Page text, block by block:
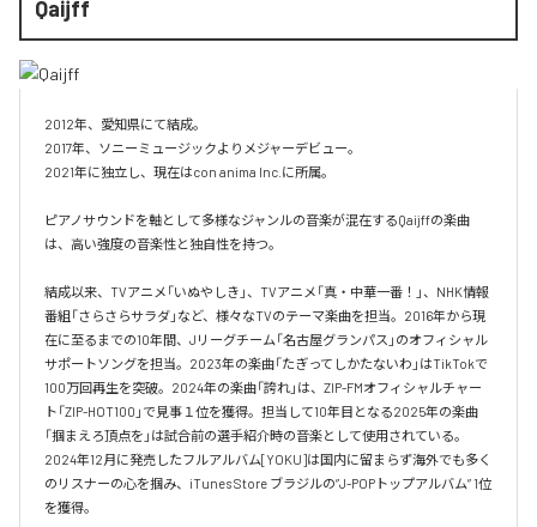
Qaijff
2012年、愛知県にて結成。
2017年、ソニーミュージックよりメジャーデビュー。
2021年に独立し、現在はcon anima Inc.に所属。
ピアノサウンドを軸として多様なジャンルの音楽が混在するQaijffの楽曲
は、高い強度の音楽性と独自性を持つ。
結成以来、TVアニメ「いぬやしき」、TVアニメ「真・中華一番！」、NHK情報
番組「さらさらサラダ」など、様々なTVのテーマ楽曲を担当。2016年から現
在に至るまでの10年間、Jリーグチーム「名古屋グランパス」のオフィシャル
サポートソングを担当。2023年の楽曲「たぎってしかたないわ」はTikTokで
100万回再生を突破。2024年の楽曲「誇れ」は、ZIP-FMオフィシャルチャー
ト「ZIP-HOT100」で見事１位を獲得。担当して10年目となる2025年の楽曲
「掴まえろ頂点を」は試合前の選手紹介時の音楽として使用されている。
2024年12月に発売したフルアルバム[YOKU]は国内に留まらず海外でも多く
のリスナーの心を掴み、iTunes Store ブラジルの”J-POPトップアルバム” 1位
を獲得。